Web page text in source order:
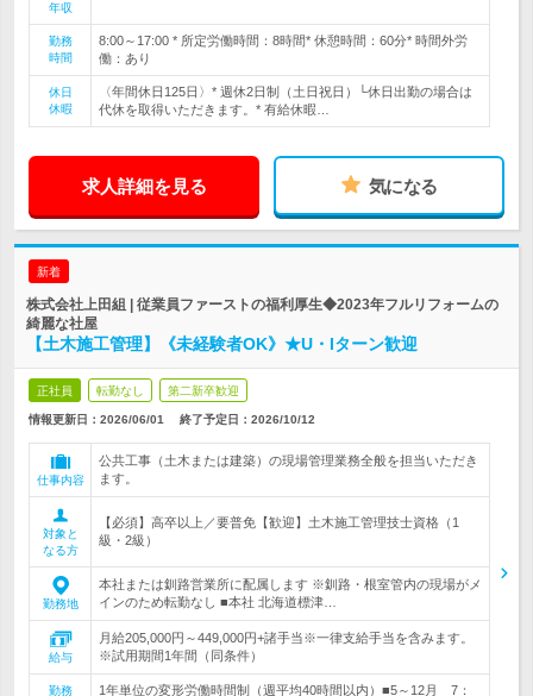
年収
勤務
時間
8:00～17:00 * 所定労働時間：8時間* 休憩時間：60分* 時間外労
働：あり
休日
休暇
〈年間休日125日〉* 週休2日制（土日祝日）└休日出勤の場合は
代休を取得いただきます。* 有給休暇…
求人詳細を見る 気になる
新着
株式会社上田組 | 従業員ファーストの福利厚生◆2023年フルリフォームの
綺麗な社屋
【土木施工管理】《未経験者OK》★U・Iターン歓迎
正社員 転勤なし 第二新卒歓迎
情報更新日：2026/06/01 終了予定日： 2026/10/12
仕事内容
公共工事（土木または建築）の現場管理業務全般を担当いただき
ます。
対象と
なる方
【必須】高卒以上／要普免【歓迎】土木施工管理技士資格（1
級・2級）
勤務地
本社または釧路営業所に配属します ※釧路・根室管内の現場がメ
インのため転勤なし ■本社 北海道標津…
給与
月給205,000円～449,000円+諸手当※一律支給手当を含みます。
※試用期間1年間（同条件）
勤務
1年単位の変形労働時間制（週平均40時間以内）■5～12月 7：